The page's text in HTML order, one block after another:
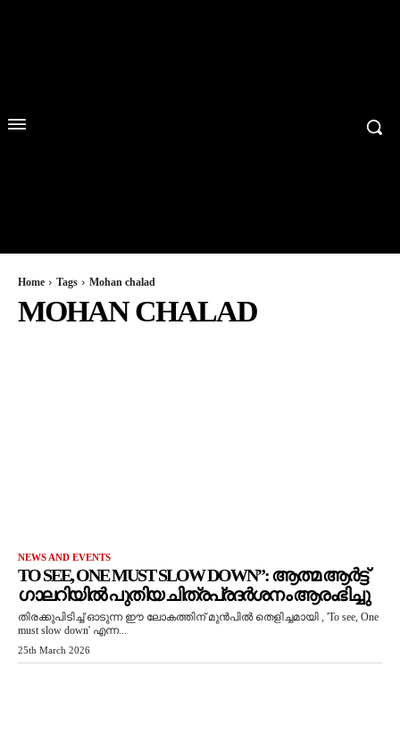
Home Tags Mohan chalad
MOHAN CHALAD
NEWS AND EVENTS
TO SEE, ONE MUST SLOW DOWN”: ആത്മ ആർട്ട്
ഗാലറിയിൽ പുതിയ ചിത്രപ്രദർശനം ആരംഭിച്ചു
തിരക്കുപിടിച്ച് ഓടുന്ന ഈ ലോകത്തിന് മുൻപിൽ തെളിച്ചമായി , 'To see, One
must slow down' എന്ന...
25th March 2026